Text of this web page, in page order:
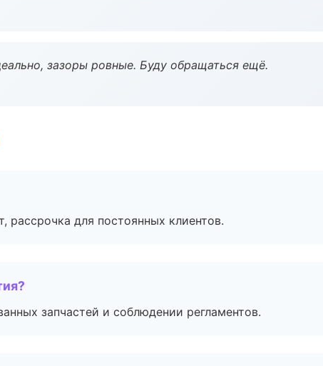
зазоры ровные. Буду обращаться ещё.
рассрочка для постоянных клиентов.
запчастей и соблюдении регламентов.